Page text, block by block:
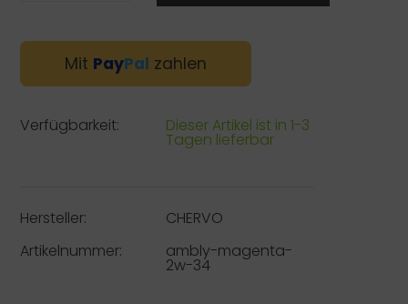
Mit PayPal zahlen
Verfügbarkeit: Dieser Artikel ist in 1-3
Tagen lieferbar
Hersteller:
CHERVO
Artikelnummer:
ambly-magenta-
2w-34